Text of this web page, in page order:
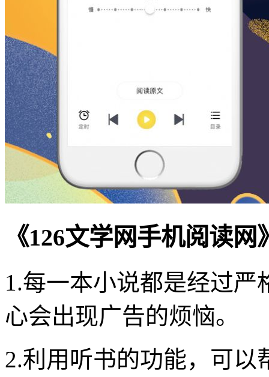
《126文学网手机阅读
1.每一本小说都是经过
心会出现广告的烦恼。
2.利用听书的功能，可